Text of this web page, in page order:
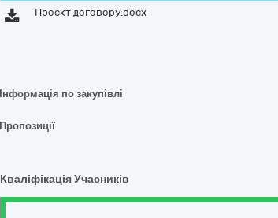
Проєкт договору.docx
Інформація по закупівлі
Пропозиції
Кваліфікація Учасників